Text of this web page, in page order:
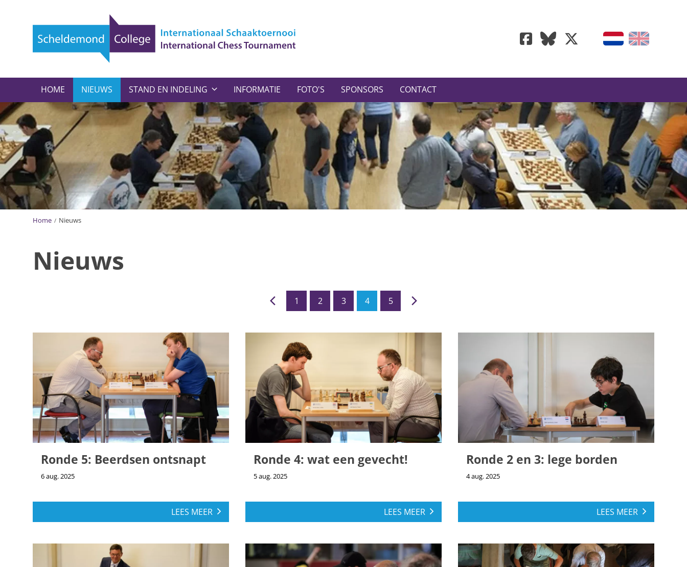
HOME NIEUWS STAND EN INDELING INFORMATIE FOTO'S SPONSORS CONTACT
Home Nieuws
Nieuws
1 2 3 4 5
Ronde 5: Beerdsen ontsnapt
6 aug. 2025
LEES MEER
Ronde 4: wat een gevecht!
5 aug. 2025
LEES MEER
Ronde 2 en 3: lege borden
4 aug. 2025
LEES MEER